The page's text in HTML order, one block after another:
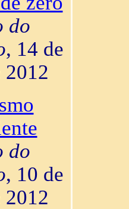
do
, 14 de
2012
do
, 10 de
2012